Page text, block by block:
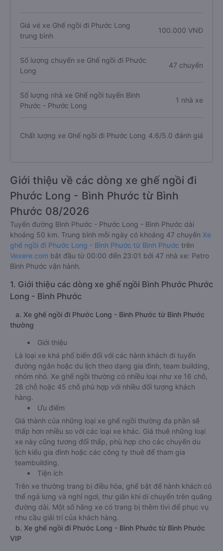
Giá vé xe Ghế ngồi đi Phước Long
trung bình
100.000 VNĐ
Số lượng chuyến xe Ghế ngồi đi Phước
Long
47 chuyến
Số lượng nhà xe Ghế ngồi tuyến Bình
Phước - Phước Long
1 nhà xe
Chất lượng xe Ghế ngồi đi Phước Long 4.6/5.0 đánh giá
Giới thiệu về các dòng xe ghế ngồi đi
Phước Long - Bình Phước từ Bình
Phước 08/2026
Tuyến đường Bình Phước - Phước Long - Bình Phước dài
khoảng 50 km. Trung bình mỗi ngày có khoảng 47 chuyến Xe
ghế ngồi đi Phước Long - Bình Phước từ Bình Phước trên
Vexere.com bắt đầu từ 00:00 đến 23:01 bởi 47 nhà xe: Petro
Bình Phước vận hành.
1. Giới thiệu các dòng xe ghế ngồi Bình Phước Phước
Long - Bình Phước
a. Xe ghế ngồi đi Phước Long - Bình Phước từ Bình Phước
thường
Giới thiệu
Là loại xe khá phổ biến đối với các hành khách đi tuyến
đường ngắn hoặc du lịch theo dạng gia đình, team building,
nhóm nhỏ. Xe ghế ngồi thường có nhiều loại như xe 16 chỗ,
28 chỗ hoặc 45 chỗ phù hợp với nhiều đối tượng khách
hàng.
Ưu điểm
Giá thành của những loại xe ghế ngồi thường đa phần sẽ
thấp hơn nhiều so với các loại xe khác. Giá thuê những loại
xe này cũng tương đối thấp, phù hợp cho các chuyến du
lịch kiểu gia đình hoặc các công ty thuê để tham gia
teambuilding.
Tiện ích
Trên xe thường trang bị điều hòa, ghế bật để hành khách có
thể ngả lưng và nghỉ ngơi, thư giãn khi di chuyển trên quãng
đường dài. Một số hãng xe có trang bị thêm tivi để phục vụ
nhu cầu giải trí của khách hàng.
b. Xe ghế ngồi đi Phước Long - Bình Phước từ Bình Phước
VIP